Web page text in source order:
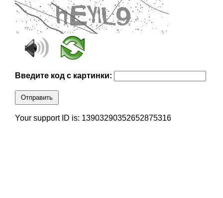
Введите код с картинки:
Отправить
Your support ID is: 13903290352652875316